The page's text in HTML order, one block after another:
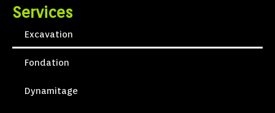
Services
Excavation
Fondation
Dynamitage